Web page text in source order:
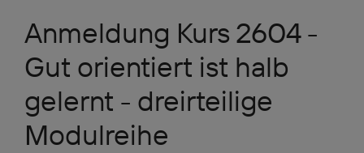
Anmeldung Kurs 2604 -
Gut orientiert ist halb
gelernt - dreirteilige
Modulreihe